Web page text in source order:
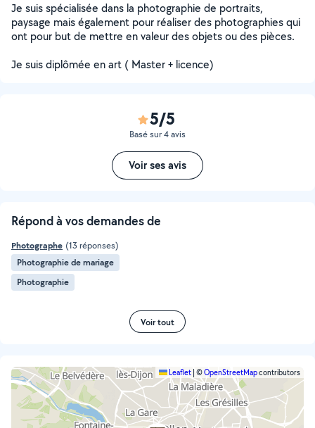
Je suis spécialisée dans la photographie de portraits,
paysage mais également pour réaliser des photographies qui
ont pour but de mettre en valeur des objets ou des pièces.
Je suis diplômée en art ( Master + licence)
5/5
Basé sur 4 avis
Voir ses avis
Répond à vos demandes de
Photographe (13 réponses)
Photographie de mariage
Photographie
Voir tout
Leaflet ©OpenStreetMapcontributors